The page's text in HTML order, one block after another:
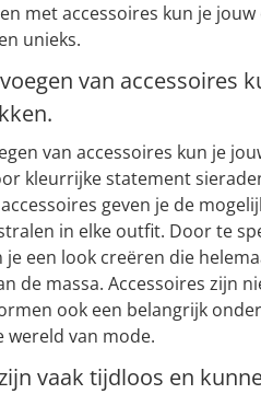
met accessoires kun je
unieks.
van accessoires
van accessoires kun je
kleurrijke statement
geven je de
in elke outfit. Door te
je een look creëren die
de massa. Accessoires zijn
ook een belangrijk
wereld van mode.
vaak tijdloos en